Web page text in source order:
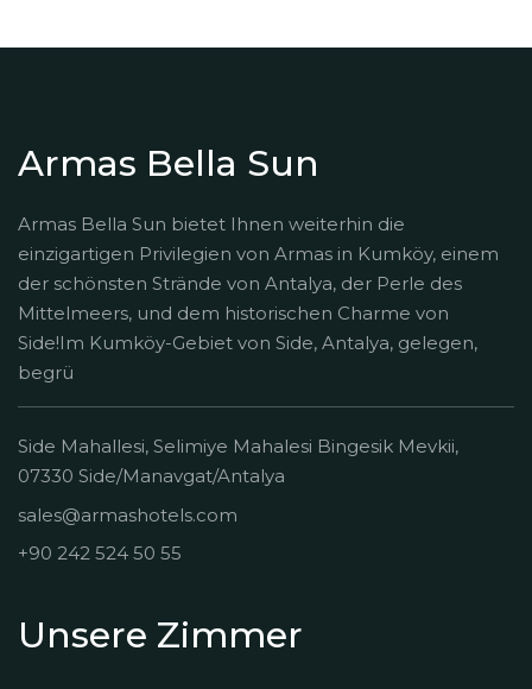
Armas Bella Sun
Armas Bella Sun bietet Ihnen weiterhin die
einzigartigen Privilegien von Armas in Kumköy, einem
der schönsten Strände von Antalya, der Perle des
Mittelmeers, und dem historischen Charme von
Side!Im Kumköy-Gebiet von Side, Antalya, gelegen,
begrü
Side Mahallesi, Selimiye Mahalesi Bingesik Mevkii,
07330 Side/Manavgat/Antalya
sales@armashotels.com
+90 242 524 50 55
Unsere Zimmer